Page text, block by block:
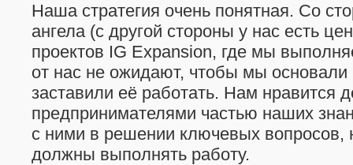
Наша стратегия очень понятная. Со
ангела (с другой стороны у нас есть
проектов IG Expansion, где мы
от нас не ожидают, чтобы мы
заставили её работать. Нам нравится
предпринимателями частью наших
с ними в решении ключевых вопросов,
должны выполнять работу.